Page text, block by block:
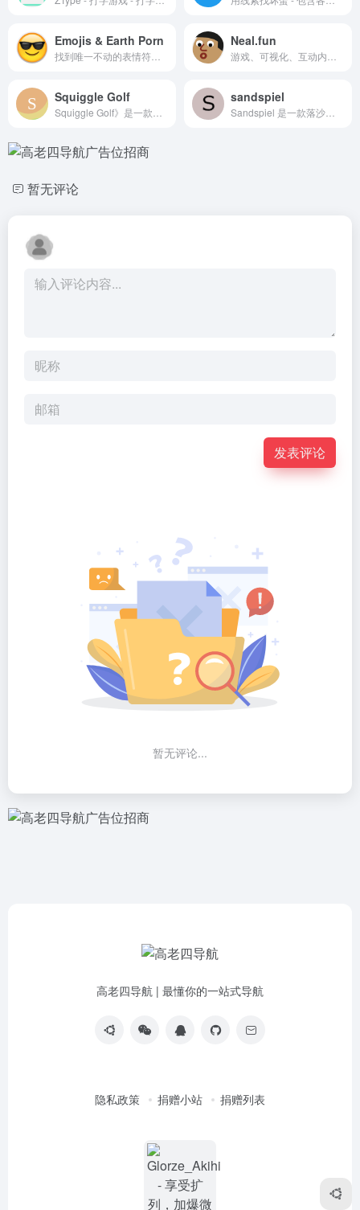
Emojis & Earth Porn Neal.fun
Squiggle Golf sandspiel
暂无评论
发表评论
暂无评论...
高老四导航 | 最懂你的一站式导航
隐私政策 捐赠小站 捐赠列表